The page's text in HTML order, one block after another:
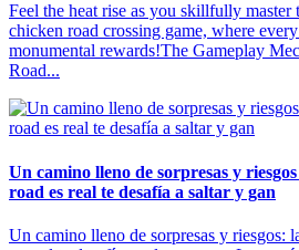
Feel the heat rise as you skillfully master
chicken road crossing game, where
monumental rewards!The Gameplay
Road...
Un camino lleno de sorpresas y
road es real te desafía a saltar y gan
Un camino lleno de sorpresas y riesgos: